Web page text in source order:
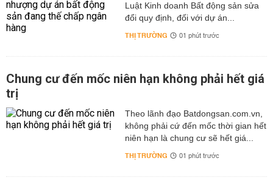
Luật Kinh doanh Bất động sản sửa
đổi quy định, đối với dự án...
THỊ TRƯỜNG 01 phút trước
Chung cư đến mốc niên hạn không phải hết giá
trị
Theo lãnh đạo Batdongsan.com.vn,
không phải cứ đến mốc thời gian hết
niên hạn là chung cư sẽ hết giá...
THỊ TRƯỜNG 01 phút trước